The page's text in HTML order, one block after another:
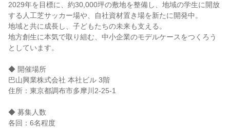
2029年を目標に、約30,000坪の敷地を整備し、地域の学生に開放
する人工芝サッカー場や、自社資材置き場を新たに開発中。
地域と共に成長し、子どもたちの未来も支える。
地方創生に本気で取り組む、中小企業のモデルケースをつくろう
としています。
◆ 開催場所
巴山興業株式会社 本社ビル 3階
住所：東京都調布市多摩川2-25-1
◆ 募集人数
各回：6名程度